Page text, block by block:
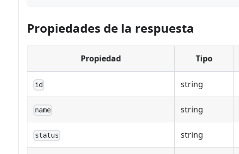
Propiedades de la respuesta
Propiedad Tipo
id string
name string
status string